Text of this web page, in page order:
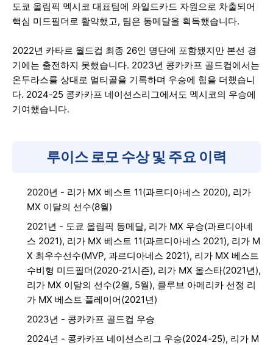
도쿄 올림픽 멕시코 대표팀에 와일드카드 자원으로 차출되어
핵심 미드필더로 활약했고, 팀은 동메달을 획득했습니다.
2022년 카타르 월드컵 최종 26인 명단에 포함됐지만 본선 경
기에는 출전하지 못했습니다. 2023년 콩카카프 골드컵에서는
온두라스를 상대로 멀티골을 기록하며 우승에 힘을 더했습니
다. 2024-25 콩카카프 네이션스리그에서도 멕시코의 우승에
기여했습니다.
루이스 로모 수상 및 주요 이력
2020년 - 리가 MX 베스트 11(과르디아네스 2020), 리가
MX 이달의 선수(8월)
2021년 - 도쿄 올림픽 동메달, 리가 MX 우승(과르디아네
스 2021), 리가 MX 베스트 11(과르디아네스 2021), 리가 M
X 최우수선수(MVP, 과르디아네스 2021), 리가 MX 베스트
수비형 미드필더(2020-21시즌), 리가 MX 올스타(2021년),
리가 MX 이달의 선수(2월, 5월), 클루브 아메리카 선정 리
가 MX 베스트 플레이어(2021년)
2023년 - 콩카카프 골드컵 우승
2024년 - 콩카카프 네이션스리그 우승(2024-25), 리가 M